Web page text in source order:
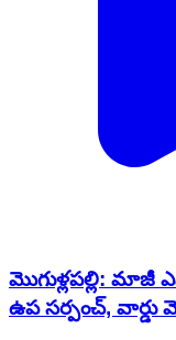
మొగుళ్లపల్లి: మాజీ
ఉప సర్పంచ్, వార్డు